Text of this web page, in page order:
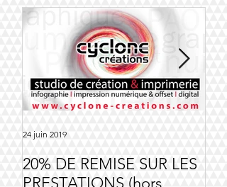
20% DE REMISE SUR LES
PRESTATIONS (hors
24 juin 2019